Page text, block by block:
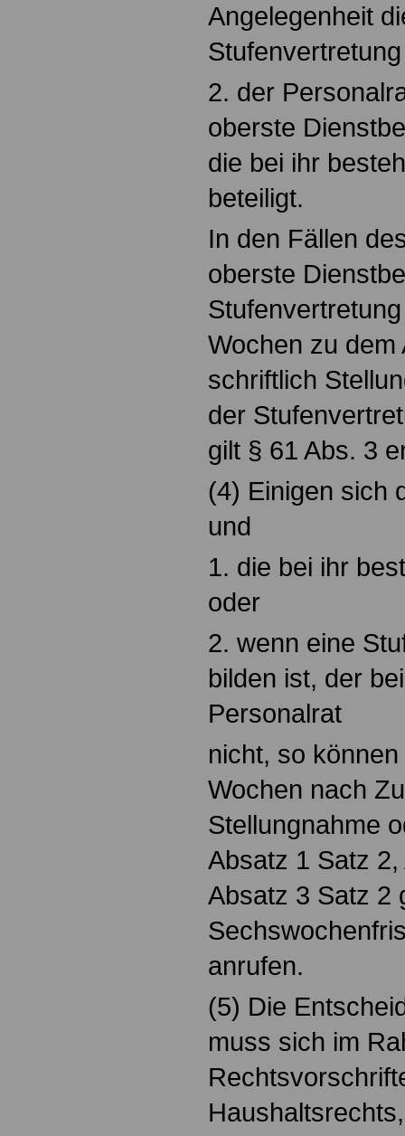
Angelegenheit
2. der
oberste
die bei ihr
beteiligt.
In den Fällen
oberste
Wochen zu
schriftlich
der
gilt § 61 Abs. 3
(4) Einigen sich
und
1. die bei ihr
oder
2. wenn eine
bilden ist, der
Personalrat
nicht, so
Wochen nach
Stellungnahme
Absatz 1 Satz
Absatz 3 Satz 2
anrufen.
(5) Die
muss sich im